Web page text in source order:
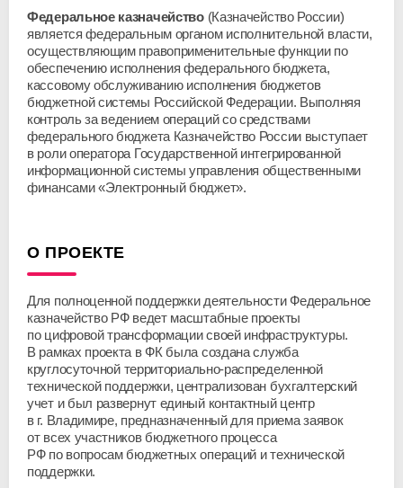
Федеральное казначейство(Казначейство России)
является федеральным органом исполнительной власти,
осуществляющим правоприменительные функции по
обеспечению исполнения федерального бюджета,
кассовому обслуживанию исполнения бюджетов
бюджетной системы Российской Федерации. Выполняя
контроль за ведением операций со средствами
федерального бюджета Казначейство России выступает
в роли оператора Государственной интегрированной
информационной системы управления общественными
финансами «Электронный бюджет».
О ПРОЕКТЕ
Для полноценной поддержки деятельности Федеральное
казначейство РФ ведет масштабные проекты
по цифровой трансформации своей инфраструктуры.
В рамках проекта в ФК была создана служба
круглосуточной территориально-распределенной
технической поддержки, централизован бухгалтерский
учет и был развернут единый контактный центр
в г. Владимире, предназначенный для приема заявок
от всех участников бюджетного процесса
РФ по вопросам бюджетных операций и технической
поддержки.